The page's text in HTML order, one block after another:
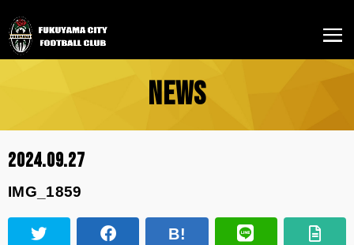
NEWS
2024.09.27
IMG_1859